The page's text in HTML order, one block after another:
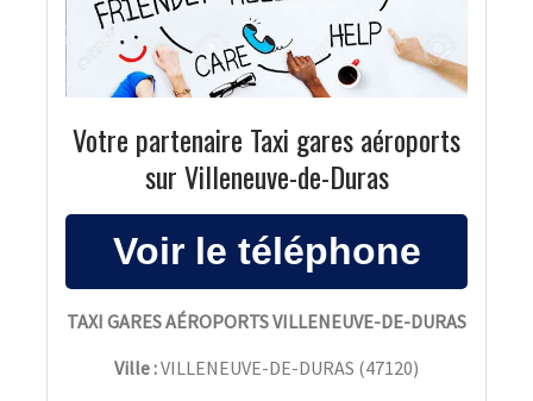
Votre partenaire Taxi gares aéroports
sur Villeneuve-de-Duras
TAXI GARES AÉROPORTS VILLENEUVE-DE-DURAS
Ville :VILLENEUVE-DE-DURAS (47120)